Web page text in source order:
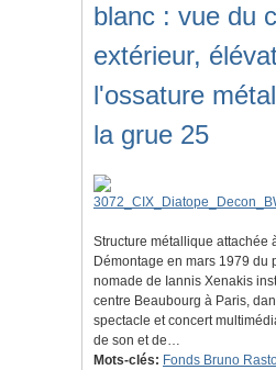
blanc : vue du
extérieur,
l'ossature
la grue 25
Structure métallique attachée
Démontage en mars 1979 du
nomade de Iannis Xenakis
centre Beaubourg à Paris,
spectacle et concert
de son et de…
Mots-clés: Fonds Bruno